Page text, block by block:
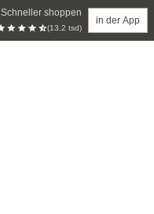
Schneller shoppen
(13.2 tsd)
in der App